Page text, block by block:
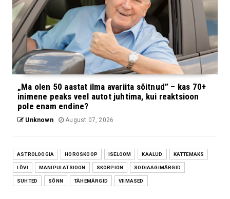
„Ma olen 50 aastat ilma avariita sõitnud” – kas 70+
inimene peaks veel autot juhtima, kui reaktsioon
pole enam endine?
Unknown August 07, 2026
ASTROLOOGIA HOROSKOOP ISELOOM KAALUD KÄTTEMAKS
LÕVI MANIPULATSIOON SKORPION SODIAAGIMÄRGID
SUHTED SÕNN TÄHEMÄRGID VIIMASED